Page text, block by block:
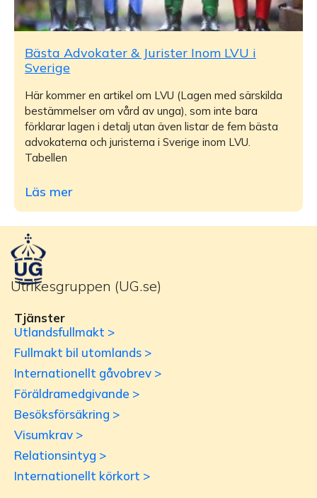
Bästa Advokater & Jurister Inom LVU i
Sverige
Här kommer en artikel om LVU (Lagen med särskilda
bestämmelser om vård av unga), som inte bara
förklarar lagen i detalj utan även listar de fem bästa
advokaterna och juristerna i Sverige inom LVU.
Tabellen
Läs mer
Utrikesgruppen (UG.se)
Tjänster
Utlandsfullmakt >
Fullmakt bil utomlands >
Internationellt gåvobrev >
Föräldramedgivande >
Besöksförsäkring >
Visumkrav >
Relationsintyg >
Internationellt körkort >